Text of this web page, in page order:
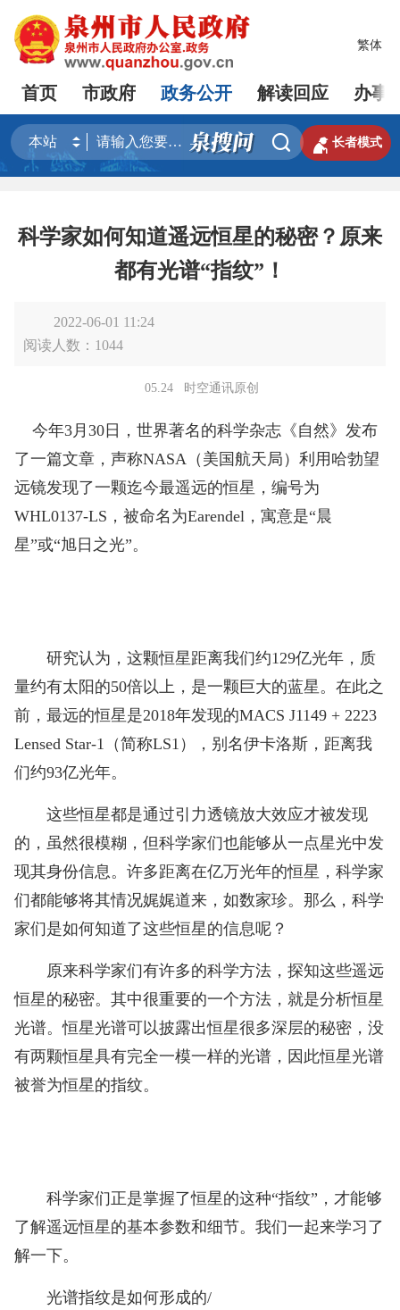
繁体
首页 市政府 政务公开 解读回应 办事
  长者模式
科学家如何知道遥远恒星的秘密？原来
都有光谱“指纹”！
2022-06-01 11:24
阅读人数： 1044
05.24 时空通讯原创
今年3月30日，世界著名的科学杂志《自然》发布
了一篇文章，声称NASA（美国航天局）利用哈勃望
远镜发现了一颗迄今最遥远的恒星，编号为
WHL0137-LS，被命名为Earendel，寓意是“晨
星”或“旭日之光”。
研究认为，这颗恒星距离我们约129亿光年，质
量约有太阳的50倍以上，是一颗巨大的蓝星。在此之
前，最远的恒星是2018年发现的MACS J1149 + 2223
Lensed Star-1（简称LS1），别名伊卡洛斯，距离我
们约93亿光年。
这些恒星都是通过引力透镜放大效应才被发现
的，虽然很模糊，但科学家们也能够从一点星光中发
现其身份信息。许多距离在亿万光年的恒星，科学家
们都能够将其情况娓娓道来，如数家珍。那么，科学
家们是如何知道了这些恒星的信息呢？
原来科学家们有许多的科学方法，探知这些遥远
恒星的秘密。其中很重要的一个方法，就是分析恒星
光谱。恒星光谱可以披露出恒星很多深层的秘密，没
有两颗恒星具有完全一模一样的光谱，因此恒星光谱
被誉为恒星的指纹。
科学家们正是掌握了恒星的这种“指纹”，才能够
了解遥远恒星的基本参数和细节。我们一起来学习了
解一下。
光谱指纹是如何形成的/